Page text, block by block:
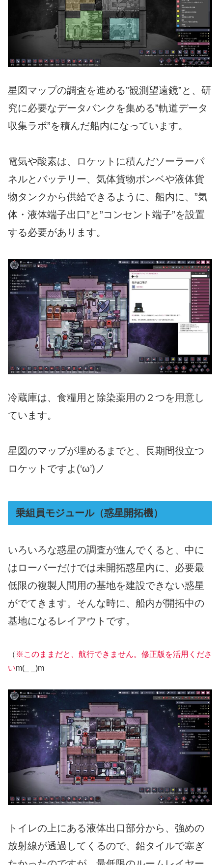
星図マップの調査を進める”観測望遠鏡”と、研
究に必要なデータバンクを集める”軌道データ
収集ラボ”を積んだ船内になっています。
電気や酸素は、ロケットに積んだソーラーパ
ネルとバッテリー、気体貨物ボンベや液体貨
物タンクから供給できるように、船内に、”気
体・液体端子出口”と”コンセント端子”を設置
する必要があります。
冷蔵庫は、食糧用と除染薬用の２つを用意し
ています。
星図のマップが埋めるまでと、長期間役立つ
ロケットですよ(‘ω’)ノ
乗組員モジュール（惑星開拓機）
いろいろな惑星の調査が進んでくると、中に
はローバーだけでは未開拓惑星内に、必要最
低限の複製人間用の基地を建設できない惑星
がでてきます。そんな時に、船内が開拓中の
基地になるレイアウトです。
（ ※このままだと、航行できません。修正版を活用くださ
いm(_ _)m
トイレの上にある液体出口部分から、強めの
放射線が透過してくるので、鉛タイルで塞ぎ